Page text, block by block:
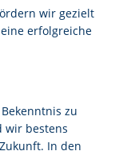
wir gezielt
erfolgreiche
zu
wir bestens
In den